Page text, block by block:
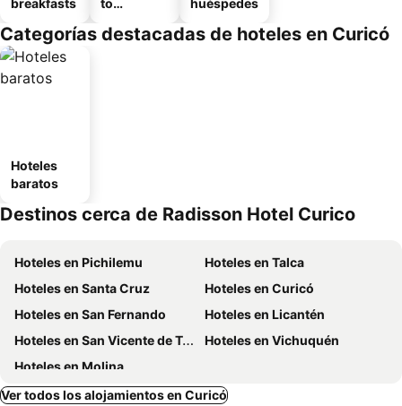
breakfasts
to
o
huéspedes
Categorías destacadas de hoteles en Curicó
Hoteles
baratos
Destinos cerca de Radisson Hotel Curico
Hoteles en Pichilemu
Hoteles en Talca
Hoteles en Santa Cruz
Hoteles en Curicó
Hoteles en San Fernando
Hoteles en Licantén
Hoteles en San Vicente de Tagua
Hoteles en Vichuquén
Hoteles en Molina
Ver todos los alojamientos en Curicó